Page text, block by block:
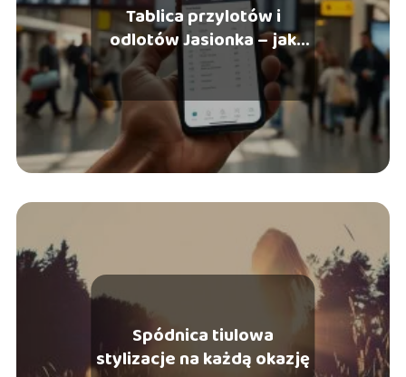
Tablica przylotów i
odlotów Jasionka – jak
sprawdzić online?
Spódnica tiulowa
stylizacje na każdą okazję